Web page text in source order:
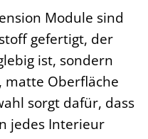
Module sind
gefertigt, der
ist, sondern
matte Oberfläche
sorgt dafür, dass
jedes Interieur